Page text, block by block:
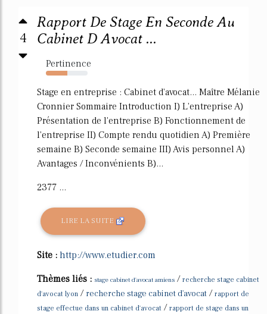
4
Rapport De Stage En Seconde Au
Cabinet D Avocat ...
Pertinence
52%
Stage en entreprise : Cabinet d'avocat... Maître Mélanie
Cronnier Sommaire Introduction I) L'entreprise A)
Présentation de l'entreprise B) Fonctionnement de
l'entreprise II) Compte rendu quotidien A) Première
semaine B) Seconde semaine III) Avis personnel A)
Avantages / Inconvénients B)...
2377 ...
LIRE LA SUITE
Site : http://www.etudier.com
Thèmes liés : stage cabinet d'avocat amiens / recherche stage cabinet
d'avocat lyon / recherche stage cabinet d'avocat / rapport de
stage effectue dans un cabinet d'avocat / rapport de stage dans un